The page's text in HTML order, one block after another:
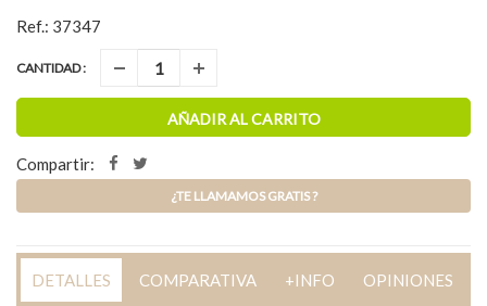
105x180
135x180
150x180 150x190 150x200
Ref.: 37347
CANTIDAD :
AÑADIR AL CARRITO
Compartir:
¿TE LLAMAMOS GRATIS ?
DETALLES COMPARATIVA +INFO OPINIONES